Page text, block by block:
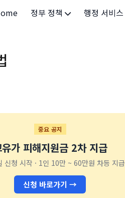
정부 정책 행정 서비스
세무/납부
기타 서비스
중요 공지
유가 피해지원금 2차 지급
신청 시작 · 1인 10만 ~ 60만원 차등 지급
신청 바로가기 →